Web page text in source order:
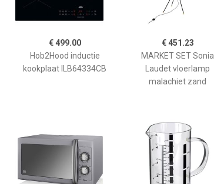
€ 499.00
Hob2Hood inductie
kookplaat ILB64334CB
€ 451.23
MARKET SET Sonia
Laudet vloerlamp
malachiet zand